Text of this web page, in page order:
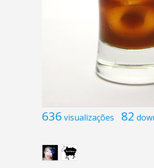
636 visualizações 82